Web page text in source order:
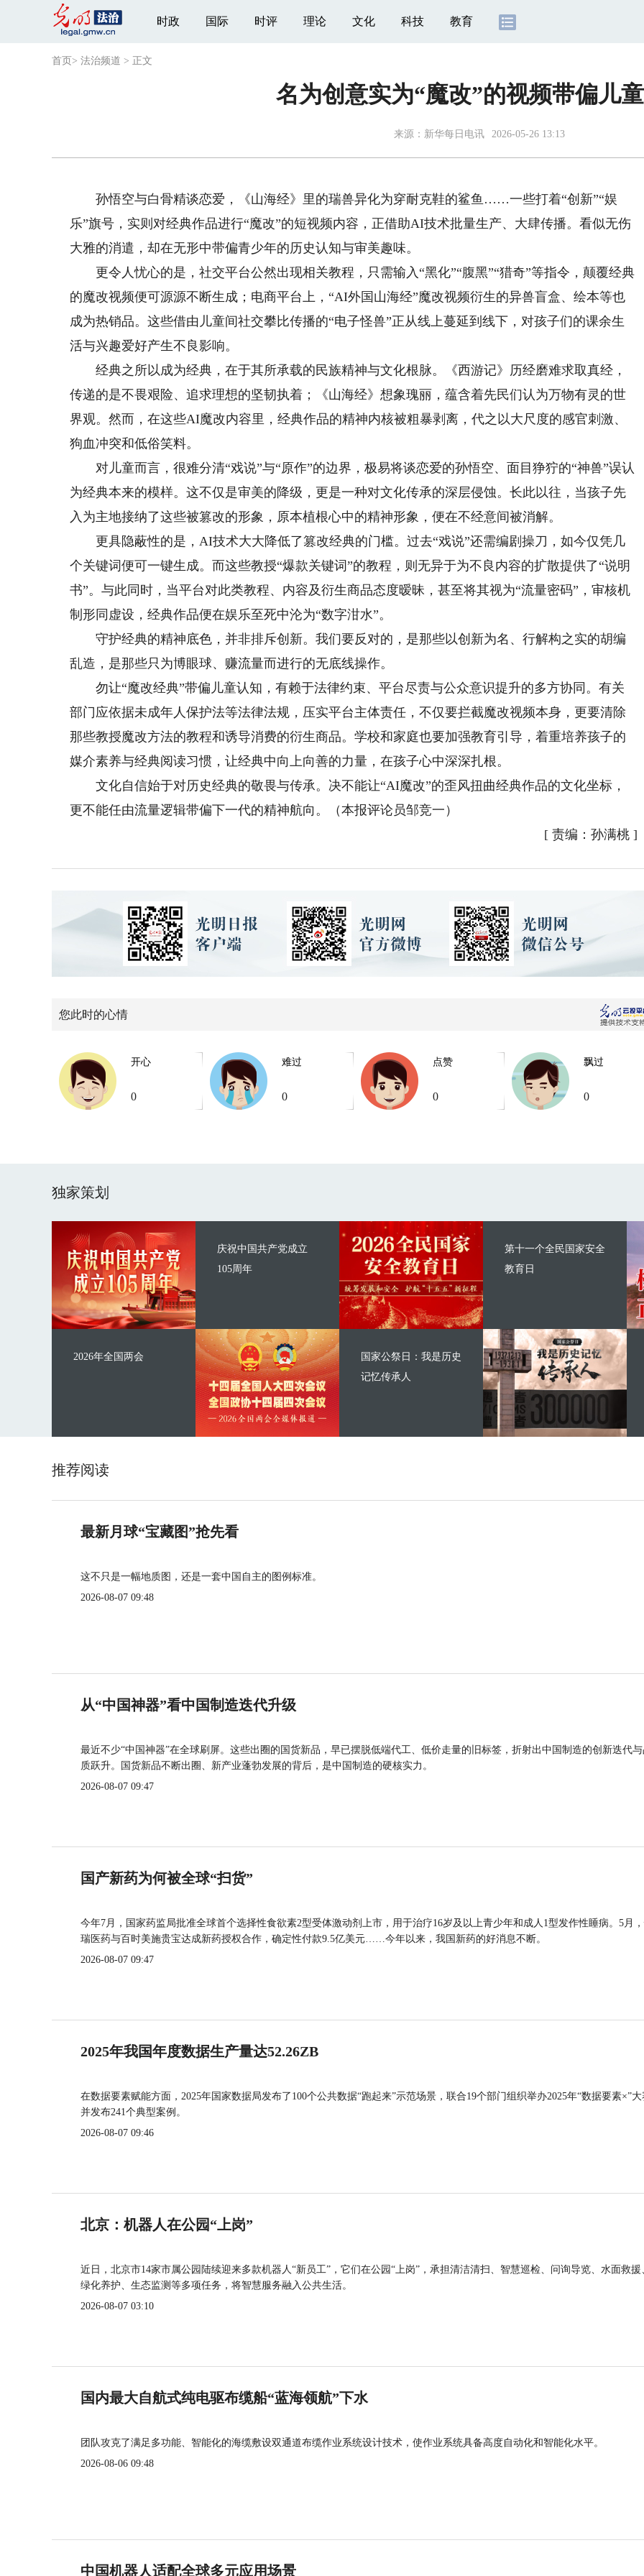
时政 国际 时评 理论 文化 科技 教育
首页 > 法治频道 > 正文
名为创意实为“魔改”的视频带偏儿
来源： 新华每日电讯 2026-05-26 13:13
孙悟空与白骨精谈恋爱，《山海经》里的瑞兽异化为穿耐克鞋的鲨鱼……一些打着“创新”“娱
乐”旗号，实则对经典作品进行“魔改”的短视频内容，正借助AI技术批量生产、大肆传播。看似无伤
大雅的消遣，却在无形中带偏青少年的历史认知与审美趣味。
更令人忧心的是，社交平台公然出现相关教程，只需输入“黑化”“腹黑”“猎奇”等指令，颠覆经典
的魔改视频便可源源不断生成；电商平台上，“AI外国山海经”魔改视频衍生的异兽盲盒、绘本等也
成为热销品。这些借由儿童间社交攀比传播的“电子怪兽”正从线上蔓延到线下，对孩子们的课余生
活与兴趣爱好产生不良影响。
经典之所以成为经典，在于其所承载的民族精神与文化根脉。《西游记》历经磨难求取真经，
传递的是不畏艰险、追求理想的坚韧执着；《山海经》想象瑰丽，蕴含着先民们认为万物有灵的世
界观。然而，在这些AI魔改内容里，经典作品的精神内核被粗暴剥离，代之以大尺度的感官刺激、
狗血冲突和低俗笑料。
对儿童而言，很难分清“戏说”与“原作”的边界，极易将谈恋爱的孙悟空、面目狰狞的“神兽”误认
为经典本来的模样。这不仅是审美的降级，更是一种对文化传承的深层侵蚀。长此以往，当孩子先
入为主地接纳了这些被篡改的形象，原本植根心中的精神形象，便在不经意间被消解。
更具隐蔽性的是，AI技术大大降低了篡改经典的门槛。过去“戏说”还需编剧操刀，如今仅凭几
个关键词便可一键生成。而这些教授“爆款关键词”的教程，则无异于为不良内容的扩散提供了“说明
书”。与此同时，当平台对此类教程、内容及衍生商品态度暧昧，甚至将其视为“流量密码”，审核机
制形同虚设，经典作品便在娱乐至死中沦为“数字泔水”。
守护经典的精神底色，并非排斥创新。我们要反对的，是那些以创新为名、行解构之实的胡编
乱造，是那些只为博眼球、赚流量而进行的无底线操作。
勿让“魔改经典”带偏儿童认知，有赖于法律约束、平台尽责与公众意识提升的多方协同。有关
部门应依据未成年人保护法等法律法规，压实平台主体责任，不仅要拦截魔改视频本身，更要清除
那些教授魔改方法的教程和诱导消费的衍生商品。学校和家庭也要加强教育引导，着重培养孩子的
媒介素养与经典阅读习惯，让经典中向上向善的力量，在孩子心中深深扎根。
文化自信始于对历史经典的敬畏与传承。决不能让“AI魔改”的歪风扭曲经典作品的文化坐标，
更不能任由流量逻辑带偏下一代的精神航向。（本报评论员邹竞一）
[ 责编：孙满桃 ]
您此时的心情
开心
0
难过
0
点赞
0
飘过
0
独家策划
庆祝中国共产党成立
105周年
2026年全国两会
第十一个全民国家安全
教育日
国家公祭日：我是历史
记忆传承人
推荐阅读
最新月球“宝藏图”抢先看
这不只是一幅地质图，还是一套中国自主的图例标准。
2026-08-07 09:48
从“中国神器”看中国制造迭代升级
最近不少“中国神器”在全球刷屏。这些出圈的国货新品，早已摆脱低端代工、低价走量的旧标签，折射出中国制造的创新迭代
质跃升。国货新品不断出圈、新产业蓬勃发展的背后，是中国制造的硬核实力。
2026-08-07 09:47
国产新药为何被全球“扫货”
今年7月，国家药监局批准全球首个选择性食欲素2型受体激动剂上市，用于治疗16岁及以上青少年和成人1型发作性睡病。5月
瑞医药与百时美施贵宝达成新药授权合作，确定性付款9.5亿美元……今年以来，我国新药的好消息不断。
2026-08-07 09:47
2025年我国年度数据生产量达52.26ZB
在数据要素赋能方面，2025年国家数据局发布了100个公共数据“跑起来”示范场景，联合19个部门组织举办2025年“数据要素×”大
并发布241个典型案例。
2026-08-07 09:46
北京：机器人在公园“上岗”
近日，北京市14家市属公园陆续迎来多款机器人“新员工”，它们在公园“上岗”，承担清洁清扫、智慧巡检、问询导览、水面救援
绿化养护、生态监测等多项任务，将智慧服务融入公共生活。
2026-08-07 03:10
国内最大自航式纯电驱布缆船“蓝海领航”下水
团队攻克了满足多功能、智能化的海缆敷设双通道布缆作业系统设计技术，使作业系统具备高度自动化和智能化水平。
2026-08-06 09:48
中国机器人适配全球多元应用场景